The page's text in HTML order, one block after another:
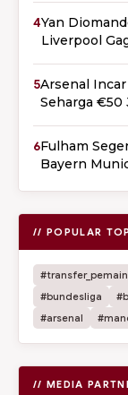
4Yan
Liverpool
5Arsenal Incar
Seharga €50
6Fulham
Bayern
// POPULAR
#transfer_pemain
#bundesliga
#arsenal
// MEDIA